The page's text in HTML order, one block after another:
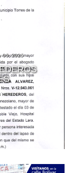
06, 2026